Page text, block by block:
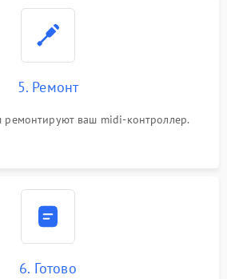
5. Ремонт
ремонтируют ваш midi-контроллер.
6. Готово